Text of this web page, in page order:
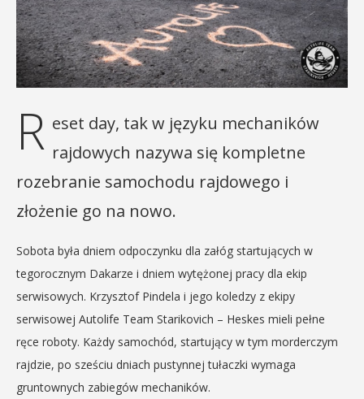
R eset day, tak w języku mechaników
rajdowych nazywa się kompletne
rozebranie samochodu rajdowego i
złożenie go na nowo.
Sobota była dniem odpoczynku dla załóg startujących w
tegorocznym Dakarze i dniem wytężonej pracy dla ekip
serwisowych. Krzysztof Pindela i jego koledzy z ekipy
serwisowej Autolife Team Starikovich – Heskes mieli pełne
ręce roboty. Każdy samochód, startujący w tym morderczym
rajdzie, po sześciu dniach pustynnej tułaczki wymaga
gruntownych zabiegów mechaników.